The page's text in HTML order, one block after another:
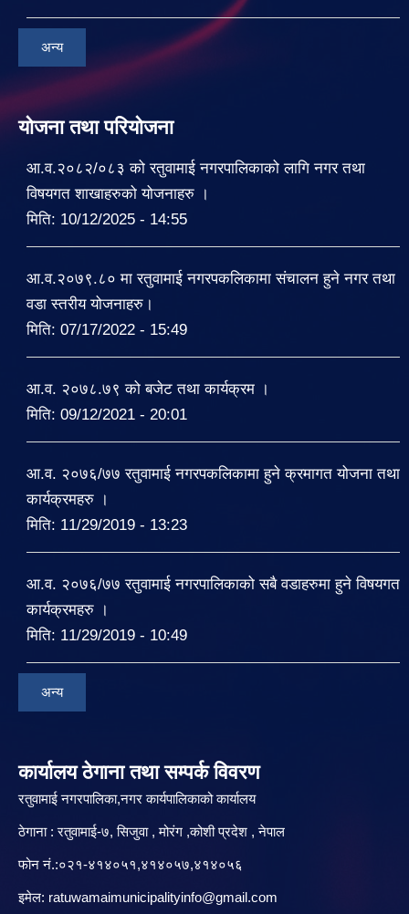
अन्य
योजना तथा परियोजना
आ.व.२०८२/०८३ को रतुवामाई नगरपालिकाको लागि नगर तथा
विषयगत शाखाहरुको योजनाहरु ।
मिति: 10/12/2025 - 14:55
आ.व.२०७९.८० मा रतुवामाई नगरपकलिकामा संचालन हुने नगर तथा
वडा स्तरीय योजनाहरु।
मिति: 07/17/2022 - 15:49
आ.व. २०७८.७९ को बजेट तथा कार्यक्रम ।
मिति: 09/12/2021 - 20:01
आ.व. २०७६/७७ रतुवामाई नगरपकलिकामा हुने क्रमागत योजना तथा
कार्यक्रमहरु ।
मिति: 11/29/2019 - 13:23
आ.व. २०७६/७७ रतुवामाई नगरपालिकाको सबै वडाहरुमा हुने विषयगत
कार्यक्रमहरु ।
मिति: 11/29/2019 - 10:49
अन्य
कार्यालय ठेगाना तथा सम्पर्क विवरण
रतुवामाई नगरपालिका,नगर कार्यपालिकाको कार्यालय
ठेगाना : रतुवामाई-७, सिजुवा , मोरंग ,कोशी प्रदेश , नेपाल
फोन नं.:०२१-४१४०५१,४१४०५७,४१४०५६
इमेल: ratuwamaimunicipalityinfo@gmail.com